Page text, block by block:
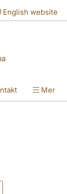
English website
Mer